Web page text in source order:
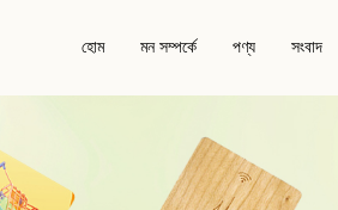
হোম মন সম্পর্কে পণ্য
আইসি চিপ কার্ডের সাথে যোগাযোগ করুন
হোটেল কীকার্ড
পিভিসি কার্ড
সংবাদ